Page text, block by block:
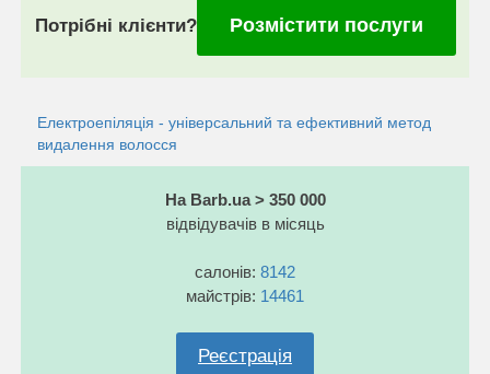
Потрібні клієнти? Розмістити послуги
Електроепіляція - універсальний та ефективний метод
видалення волосся
На Barb.ua > 350 000
відвідувачів в місяць
салонів: 8142
майстрів: 14461
Реєстрація